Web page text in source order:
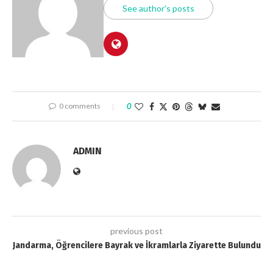
See author's posts
0 comments 0
ADMIN
previous post
Jandarma, Öğrencilere Bayrak ve İkramlarla Ziyarette Bulundu